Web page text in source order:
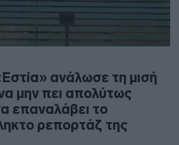
ανάλωσε τη μισή
μην πει απολύτως
επαναλάβει το
ρεπορτάζ της